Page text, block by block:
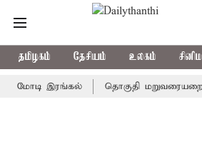
தமிழகம் தேசியம் உலகம்
மோடி இரங்கல் தொகுதி